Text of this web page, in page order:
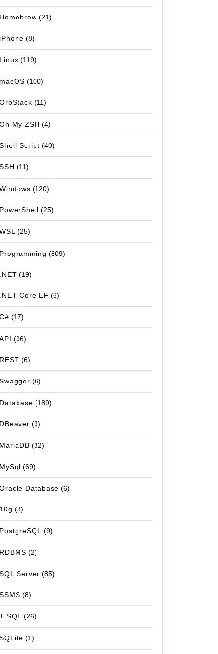
Homebrew (21)
iPhone (8)
Linux (119)
macOS (100)
OrbStack (11)
Oh My ZSH (4)
Shell Script (40)
SSH (11)
Windows (120)
PowerShell (25)
WSL (25)
Programming (809)
.NET (19)
.NET Core EF (6)
C# (17)
API (36)
REST (6)
Swagger (6)
Database (189)
DBeaver (3)
MariaDB (32)
MySql (69)
Oracle Database (6)
10g (3)
PostgreSQL (9)
RDBMS (2)
SQL Server (85)
SSMS (8)
T-SQL (26)
SQLite (1)